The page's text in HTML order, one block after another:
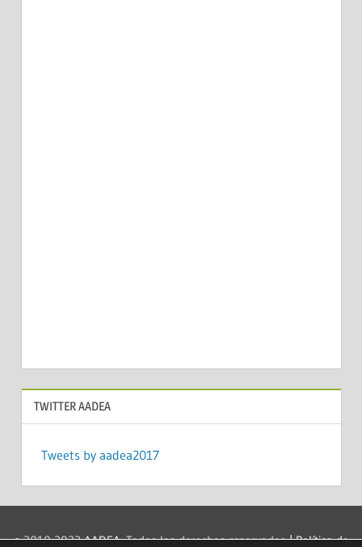
TWITTER AADEA
Tweets by aadea2017
© 2010-2022AADEA. Todos los derechos reservados| Política de